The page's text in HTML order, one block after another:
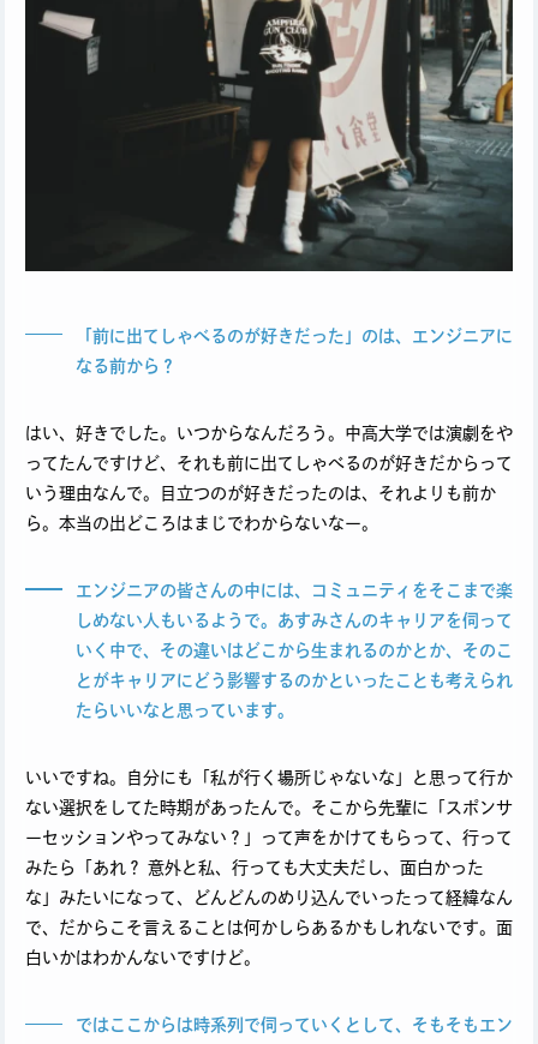
「前に出てしゃべるのが好きだった」のは、エンジニアに
なる前から？
はい、好きでした。いつからなんだろう。中高大学では演劇をや
ってたんですけど、それも前に出てしゃべるのが好きだからって
いう理由なんで。目立つのが好きだったのは、それよりも前か
ら。本当の出どころはまじでわからないなー。
エンジニアの皆さんの中には、コミュニティをそこまで楽
しめない人もいるようで。あすみさんのキャリアを伺って
いく中で、その違いはどこから生まれるのかとか、そのこ
とがキャリアにどう影響するのかといったことも考えられ
たらいいなと思っています。
いいですね。自分にも「私が行く場所じゃないな」と思って行か
ない選択をしてた時期があったんで。そこから先輩に「スポンサ
ーセッションやってみない？」って声をかけてもらって、行って
みたら「あれ？ 意外と私、行っても大丈夫だし、面白かった
な」みたいになって、どんどんのめり込んでいったって経緯なん
で、だからこそ言えることは何かしらあるかもしれないです。面
白いかはわかんないですけど。
ではここからは時系列で伺っていくとして、そもそもエン